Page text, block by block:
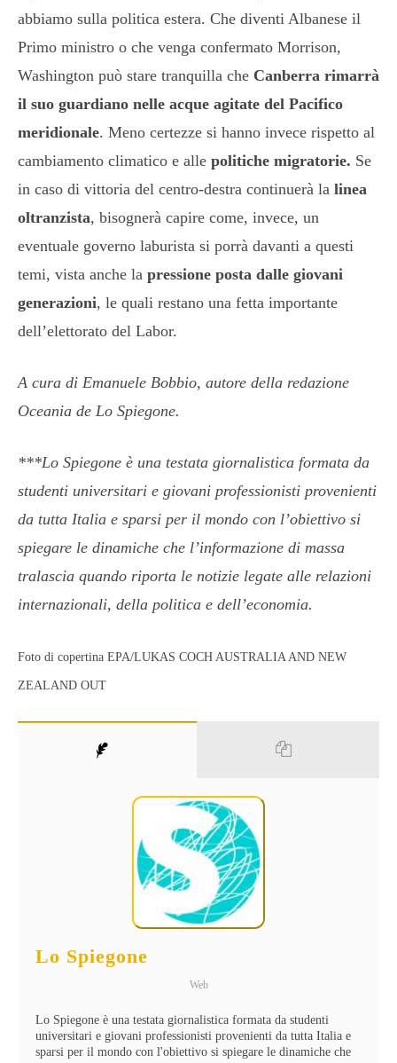
abbiamo sulla politica estera. Che diventi Albanese il
Primo ministro o che venga confermato Morrison,
Washington può stare tranquilla che Canberra rimarrà
il suo guardiano nelle acque agitate del Pacifico
meridionale. Meno certezze si hanno invece rispetto al
cambiamento climatico e alle politiche migratorie. Se
in caso di vittoria del centro-destra continuerà la linea
oltranzista, bisognerà capire come, invece, un
eventuale governo laburista si porrà davanti a questi
temi, vista anche la pressione posta dalle giovani
generazioni, le quali restano una fetta importante
dell’elettorato del Labor.
A cura di Emanuele Bobbio, autore della redazione
Oceania de Lo Spiegone.
***Lo Spiegone è una testata giornalistica formata da
studenti universitari e giovani professionisti provenienti
da tutta Italia e sparsi per il mondo con l’obiettivo si
spiegare le dinamiche che l’informazione di massa
tralascia quando riporta le notizie legate alle relazioni
internazionali, della politica e dell’economia.
Foto di copertina EPA/LUKAS COCH AUSTRALIA AND NEW
ZEALAND OUT
Lo Spiegone
Web
Lo Spiegone è una testata giornalistica formata da studenti
universitari e giovani professionisti provenienti da tutta Italia e
sparsi per il mondo con l'obiettivo si spiegare le dinamiche che